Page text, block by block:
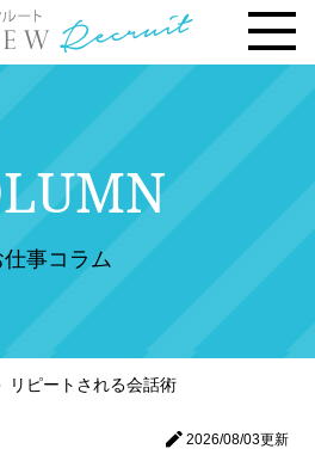
て
店との違い
換一切なし
仕事コラム
リピートされる会話術
2026/08/03更新